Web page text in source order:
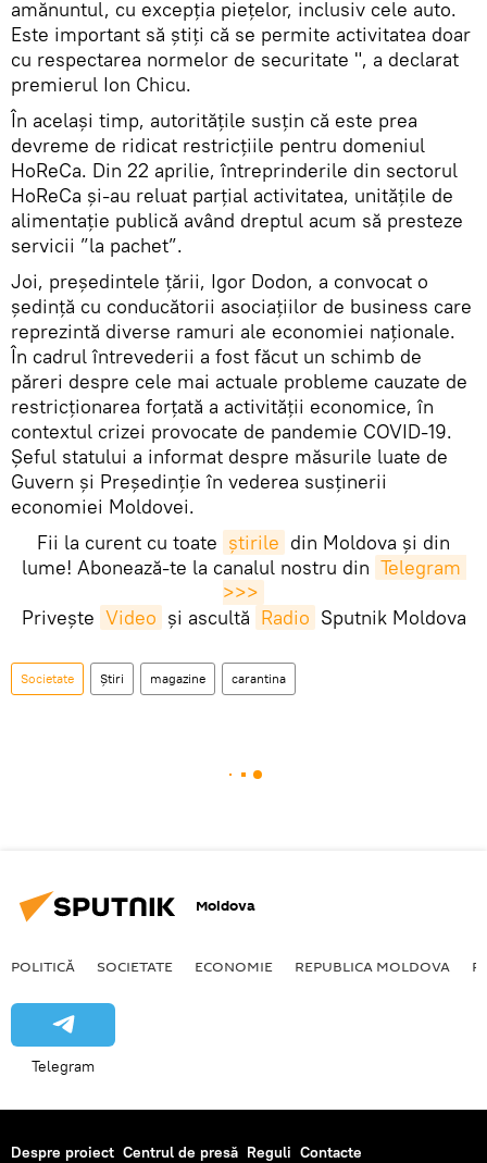
amănuntul, cu excepția piețelor, inclusiv cele auto.
Este important să știți că se permite activitatea doar
cu respectarea normelor de securitate ", a declarat
premierul Ion Chicu.
În același timp, autoritățile susțin că este prea
devreme de ridicat restricțiile pentru domeniul
HoReCa. Din 22 aprilie, întreprinderile din sectorul
HoReCa și-au reluat parțial activitatea, unitățile de
alimentație publică având dreptul acum să presteze
servicii ”la pachet”.
Joi, președintele țării, Igor Dodon, a convocat o
ședință cu conducătorii asociațiilor de business care
reprezintă diverse ramuri ale economiei naționale.
În cadrul întrevederii a fost făcut un schimb de
păreri despre cele mai actuale probleme cauzate de
restricționarea forțată a activității economice, în
contextul crizei provocate de pandemie COVID-19.
Șeful statului a informat despre măsurile luate de
Guvern și Președinție în vederea susținerii
economiei Moldovei.
Fii la curent cu toate știrile din Moldova și din
lume! Abonează-te la canalul nostru din Telegram
>>>
Privește Video și ascultă Radio Sputnik Moldova
Societate Știri magazine carantina
Moldova
POLITICĂ SOCIETATE ECONOMIE REPUBLICA MOLDOVA
Telegram
Despre proiect Centrul de presă Reguli Contacte